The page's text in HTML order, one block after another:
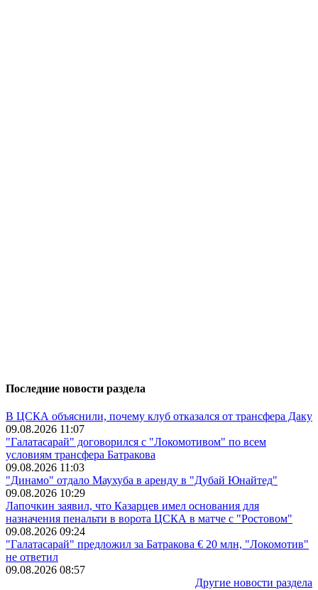
Последние новости раздела
В ЦСКА объяснили, почему клуб отказался от трансфера Даку
09.08.2026 11:07
"Галатасарай" договорился с "Локомотивом" по всем
условиям трансфера Батракова
09.08.2026 11:03
"Динамо" отдало Маухуба в аренду в "Дубай Юнайтед"
09.08.2026 10:29
Лапочкин заявил, что Казарцев имел основания для
назначения пенальти в ворота ЦСКА в матче с "Ростовом"
09.08.2026 09:24
"Галатасарай" предложил за Батракова € 20 млн, "Локомотив"
не ответил
09.08.2026 08:57
Другие новости раздела